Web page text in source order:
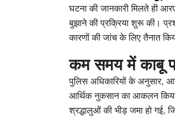
घटना की जानकारी मिलते ही
बुझाने की प्रक्रिया शुरू की।
कारणों की जांच के लिए तैनात
कम समय में काबू
पुलिस अधिकारियों के अनुसार,
आर्थिक नुकसान का आकलन
श्रद्धालुओं की भीड़ जमा हो गई,